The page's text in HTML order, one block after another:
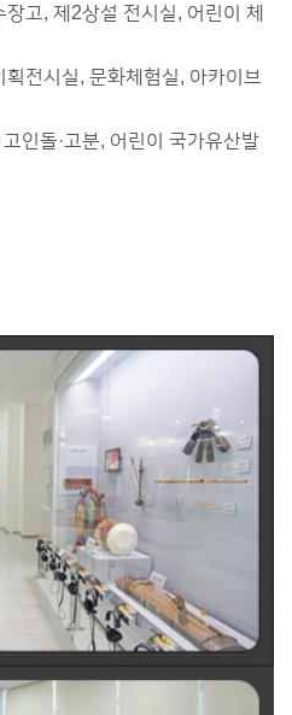
고, 제2상설 전시실, 어린이 체
전시실, 문화체험실, 아카이브
인돌·고분, 어린이 국가유산발